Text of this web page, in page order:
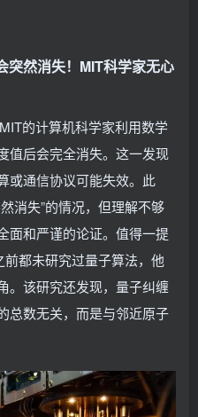
突然消失！MIT科学家无心
的计算机科学家利用数学
值后会完全消失。这一发现
或通信协议可能失效。此
消失”的情况，但理解不够
面和严谨的论证。值得一提
都未研究过量子算法，他
。该研究还发现，量子纠缠
总数无关，而是与邻近原子